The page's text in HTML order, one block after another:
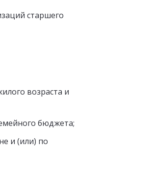
старшего
возраста и
бюджета;
и (или) по